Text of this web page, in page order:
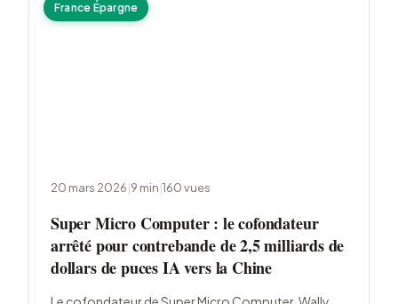
France Épargne
20 mars 2026|9 min|160vues
Super Micro Computer : le cofondateur
arrêté pour contrebande de 2,5 milliards de
dollars de puces IA vers la Chine